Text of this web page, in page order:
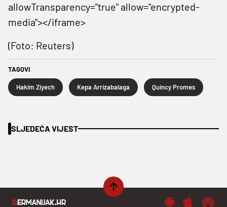
allowTransparency="true" allow="encrypted-
media"></iframe>
(Foto: Reuters)
TAGOVI
Hakim Ziyech Kepa Arrizabalaga Quincy Promes
SLJEDEĆA VIJEST